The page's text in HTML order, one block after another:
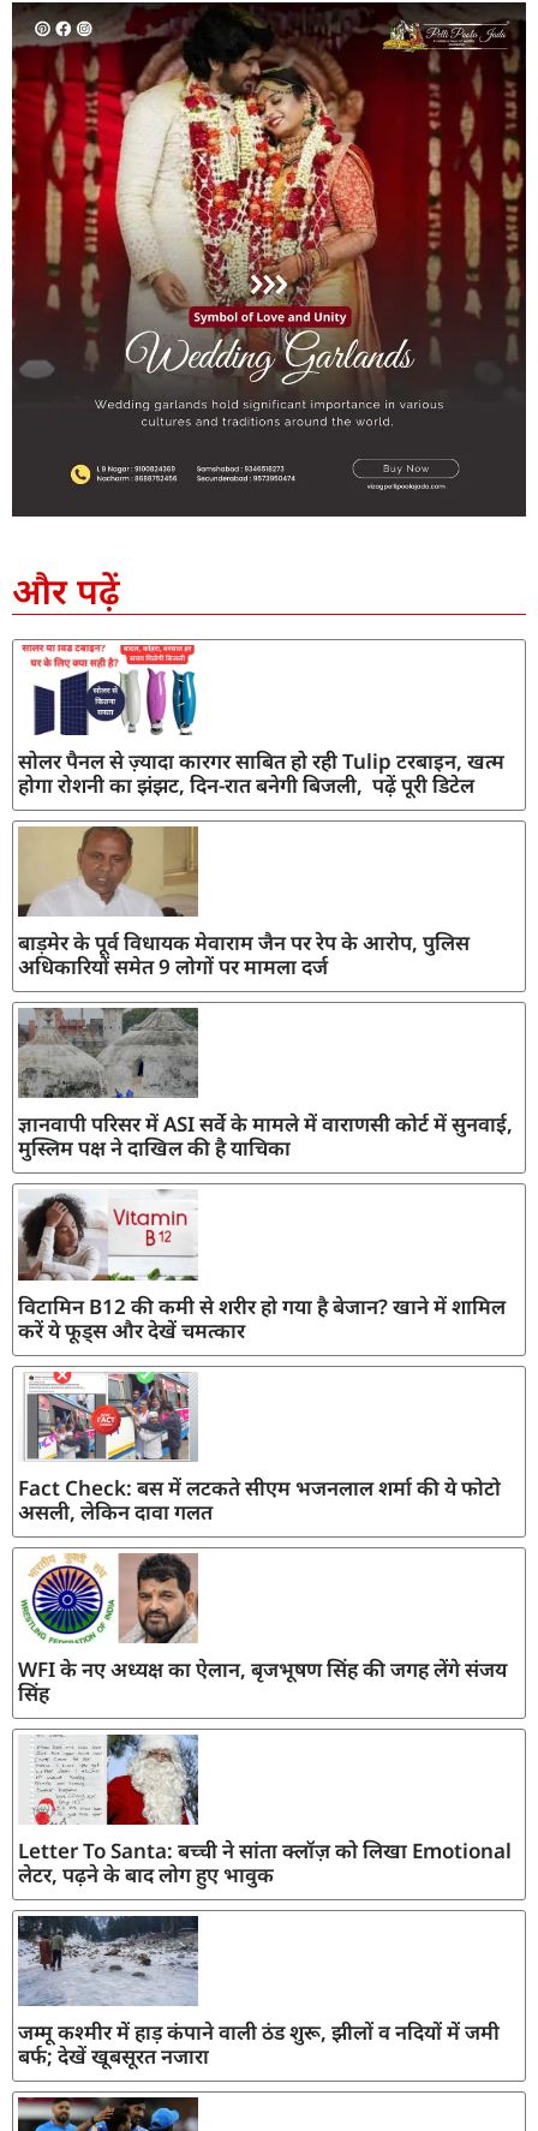
और पढ़ें
सोलर पैनल से ज़्यादा कारगर साबित हो रही Tulip टरबाइन, खत्म
होगा रोशनी का झंझट, दिन-रात बनेगी बिजली, पढ़ें पूरी डिटेल
बाड़मेर के पूर्व विधायक मेवाराम जैन पर रेप के आरोप, पुलिस
अधिकारियों समेत 9 लोगों पर मामला दर्ज
ज्ञानवापी परिसर में ASI सर्वे के मामले में वाराणसी कोर्ट में सुनवाई,
मुस्लिम पक्ष ने दाखिल की है याचिका
विटामिन B12 की कमी से शरीर हो गया है बेजान? खाने में शामिल
करें ये फूड्स और देखें चमत्कार
Fact Check: बस में लटकते सीएम भजनलाल शर्मा की ये फोटो
असली, लेकिन दावा गलत
WFI के नए अध्यक्ष का ऐलान, बृजभूषण सिंह की जगह लेंगे संजय
सिंह
Letter To Santa: बच्ची ने सांता क्लॉज़ को लिखा Emotional
लेटर, पढ़ने के बाद लोग हुए भावुक
जम्मू कश्मीर में हाड़ कंपाने वाली ठंड शुरू, झीलों व नदियों में जमी
बर्फ; देखें खूबसूरत नजारा